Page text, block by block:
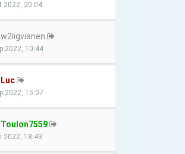
2022, 20:04
w2ligvianen
2022, 10:44
Luc
2022, 15:07
Toulon7559
2022, 18:43